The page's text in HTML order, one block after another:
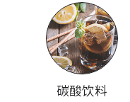
碳酸饮料